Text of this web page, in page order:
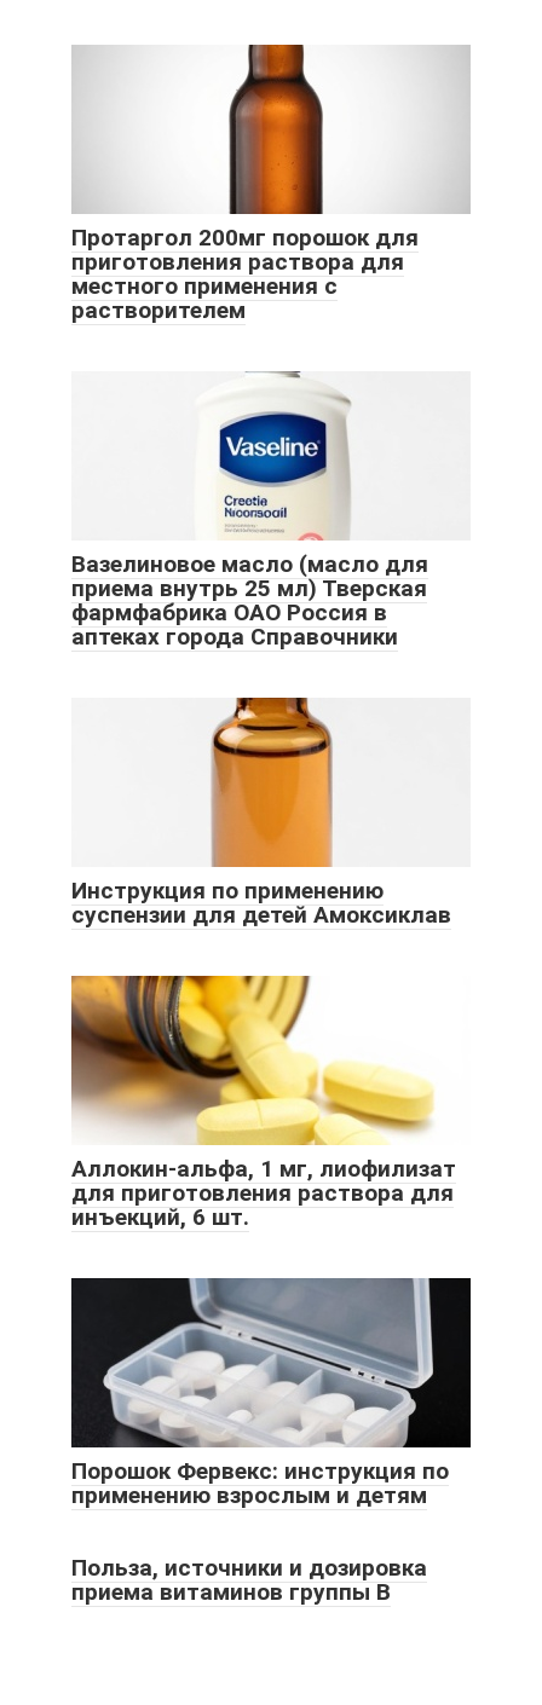
Протаргол 200мг порошок для
приготовления раствора для
местного применения с
растворителем
Вазелиновое масло (масло для
приема внутрь 25 мл) Тверская
фармфабрика ОАО Россия в
аптеках города Справочники
Инструкция по применению
суспензии для детей Амоксиклав
Аллокин-альфа, 1 мг, лиофилизат
для приготовления раствора для
инъекций, 6 шт.
Порошок Фервекс: инструкция по
применению взрослым и детям
Польза, источники и дозировка
приема витаминов группы B